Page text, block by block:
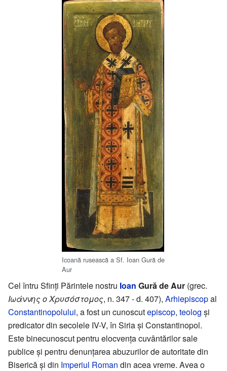
Icoană rusească a Sf. Ioan Gură de
Aur
Cel întru Sfinți Părintele nostru Ioan Gură de Aur (grec.
Ιωάννης ο Χρυσόστομος, n. 347 - d. 407), Arhiepiscopal
Constantinopolului, a fost un cunoscutepiscop, teolog și
predicator din secolele IV-V, în Siria și Constantinopol.
Este binecunoscut pentru elocvența cuvântărilor sale
publice și pentru denunțarea abuzurilor de autoritate din
Biserică și din Imperiul Roman din acea vreme. Avea o